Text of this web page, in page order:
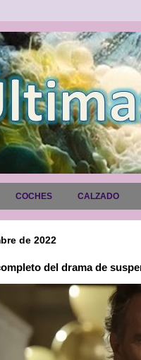
COCHES CALZADO
de 2022
del drama de